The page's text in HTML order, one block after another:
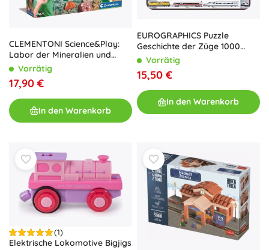
CLEMENTONI Science&Play:
Labor der Mineralien und
Geoden
Vorrätig
17,90 €
In den Warenkorb
EUROGRAPHICS Puzzle
Geschichte der Züge 1000
TeileVorrätig
15,50 €
In den Warenkorb
(1)
Elektrische Lokomotive Bigjigs